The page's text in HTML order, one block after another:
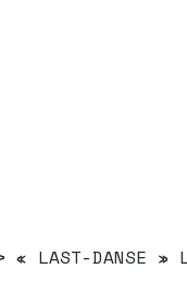
« LAST-DANSE